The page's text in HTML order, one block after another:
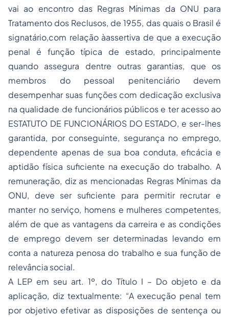
vai ao encontro das Regras Mínimas da ONU para
Tratamento dos Reclusos, de 1955, das quais o Brasil é
signatário,com relação àassertiva de que a execução
penal é função típica de estado, principalmente
quando assegura dentre outras garantias, que os
membros do pessoal penitenciário devem
desempenhar suas funções com dedicação exclusiva
na qualidade de funcionários públicos e ter acesso ao
ESTATUTO DE FUNCIONÁRIOS DO ESTADO, e ser-lhes
garantida, por conseguinte, segurança no emprego,
dependente apenas de sua boa conduta, eficácia e
aptidão física suficiente na execução do trabalho. A
remuneração, diz as mencionadas Regras Mínimas da
ONU, deve ser suficiente para permitir recrutar e
manter no serviço, homens e mulheres competentes,
além de que as vantagens da carreira e as condições
de emprego devem ser determinadas levando em
conta a natureza penosa do trabalho e sua função de
relevância social.
A LEP em seu art. 1º, do Título I – Do objeto e da
aplicação, diz textualmente: “A execução penal tem
por objetivo efetivar as disposições de sentença ou